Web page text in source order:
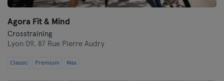
Agora Fit & Mind
Crosstraining
Lyon 09, 87 Rue Pierre Audry
Classic Premium Max